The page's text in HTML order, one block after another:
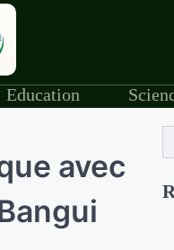
Education
avec